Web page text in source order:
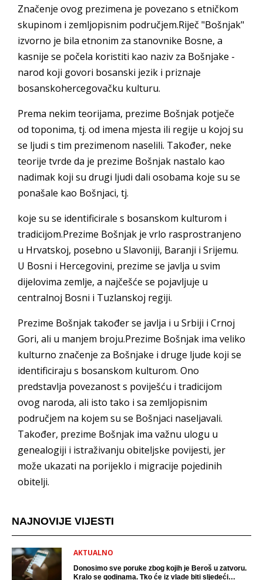
Značenje ovog prezimena je povezano s etničkom
skupinom i zemljopisnim područjem.Riječ "Bošnjak"
izvorno je bila etnonim za stanovnike Bosne, a
kasnije se počela koristiti kao naziv za Bošnjake -
narod koji govori bosanski jezik i priznaje
bosanskohercegovačku kulturu.
Prema nekim teorijama, prezime Bošnjak potječe
od toponima, tj. od imena mjesta ili regije u kojoj su
se ljudi s tim prezimenom naselili. Također, neke
teorije tvrde da je prezime Bošnjak nastalo kao
nadimak koji su drugi ljudi dali osobama koje su se
ponašale kao Bošnjaci, tj.
koje su se identificirale s bosanskom kulturom i
tradicijom.Prezime Bošnjak je vrlo rasprostranjeno
u Hrvatskoj, posebno u Slavoniji, Baranji i Srijemu.
U Bosni i Hercegovini, prezime se javlja u svim
dijelovima zemlje, a najčešće se pojavljuje u
centralnoj Bosni i Tuzlanskoj regiji.
Prezime Bošnjak također se javlja i u Srbiji i Crnoj
Gori, ali u manjem broju.Prezime Bošnjak ima veliko
kulturno značenje za Bošnjake i druge ljude koji se
identificiraju s bosanskom kulturom. Ono
predstavlja povezanost s poviješću i tradicijom
ovog naroda, ali isto tako i sa zemljopisnim
područjem na kojem su se Bošnjaci naseljavali.
Također, prezime Bošnjak ima važnu ulogu u
genealogiji i istraživanju obiteljske povijesti, jer
može ukazati na porijeklo i migracije pojedinih
obitelji.
NAJNOVIJE VIJESTI
AKTUALNO
Donosimo sve poruke zbog kojih je Beroš u zatvoru.
Kralo se godinama. Tko će iz vlade biti sljedeći